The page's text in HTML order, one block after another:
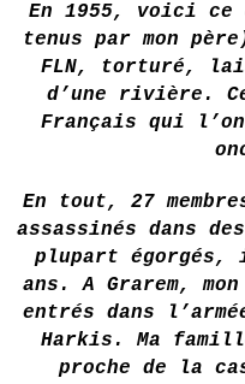
En 1955, voici
tenus par mon
FLN, torturé,
d’une rivière.
Français qui
En tout, 27
assassinés dans
plupart égorgés,
ans. A Grarem,
entrés dans
Harkis. Ma
proche de la